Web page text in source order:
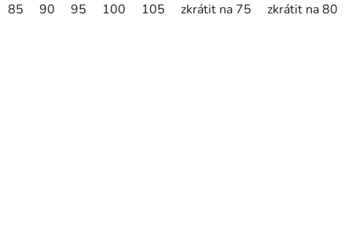
85 90 95 100 105 zkrátit na 75 zkrátit na 80